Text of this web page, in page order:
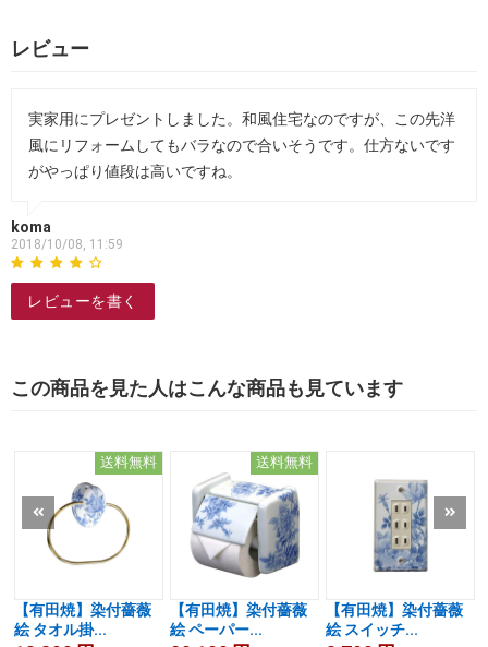
レビュー
実家用にプレゼントしました。和風住宅なのですが、この先洋
風にリフォームしてもバラなので合いそうです。仕方ないです
がやっぱり値段は高いですね。
koma
2018/10/08, 11:59
レビューを書く
この商品を見た人はこんな商品も見ています
送料無料
【有田焼】染付薔薇
絵 タオル掛...
送料無料
【有田焼】染付薔薇
絵 ペーパー...
【有田焼】染付薔薇
絵 スイッチ...